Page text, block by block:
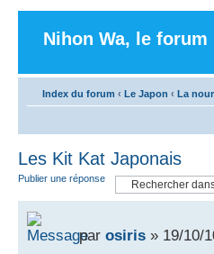
Nihon Wa, le forum
Index du forum ‹ Le Japon ‹ La
Les Kit Kat Japonais
Publier une réponse
par osiris » 19/10/